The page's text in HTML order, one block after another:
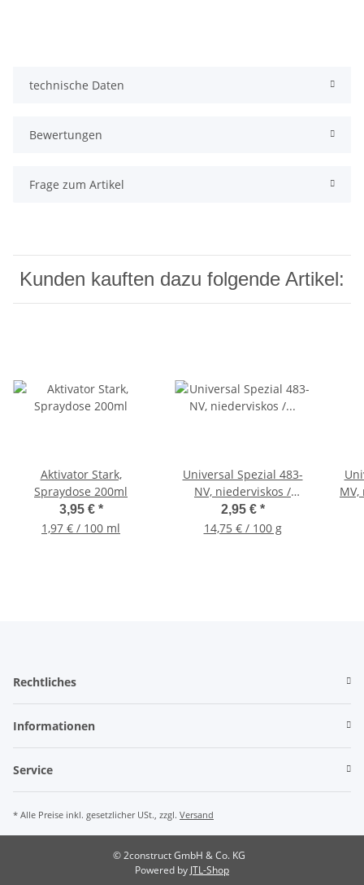
technische Daten
Bewertungen
Frage zum Artikel
Kunden kauften dazu folgende Artikel:
Aktivator Stark,
Spraydose 200ml
3,95 € *
1,97 € / 100 ml
Universal Spezial 483-
NV, niederviskos /
dünnflüssig 20g Flasche
2,95 € *
14,75 € / 100 g
Rechtliches
Informationen
Service
* Alle Preise inkl. gesetzlicher USt., zzgl. Versand
© 2construct GmbH & Co. KG
Powered by JTL-Shop